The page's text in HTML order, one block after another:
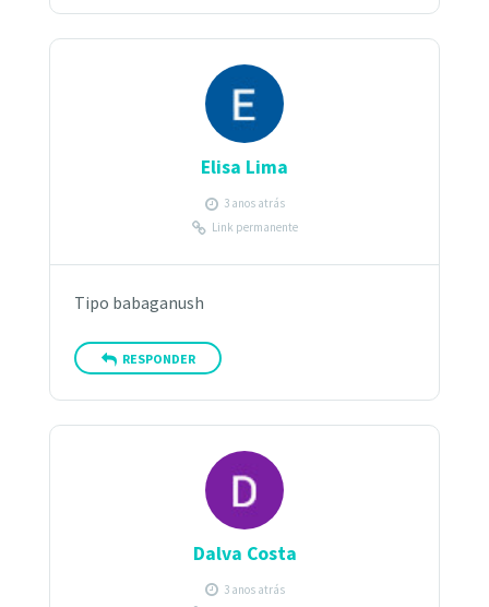
Elisa Lima
3 anos atrás
Link permanente
Tipo babaganush
RESPONDER
Dalva Costa
3 anos atrás